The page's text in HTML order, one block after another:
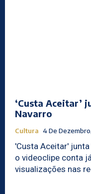
‘Custa Aceitar’
Navarro
Cultura 4 De
'Custa Aceitar'
o videoclipe conta
visualizações nas